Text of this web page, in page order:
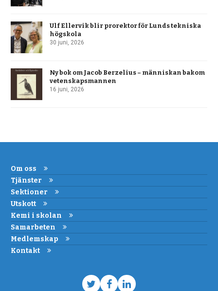
Ulf Ellervik blir prorektor för Lunds tekniska
högskola
30 juni, 2026
Ny bok om Jacob Berzelius – människan bakom
vetenskapsmannen
16 juni, 2026
Om oss
Tjänster
Sektioner
Utskott
Kemi i skolan
Samarbeten
Medlemskap
Kontakt